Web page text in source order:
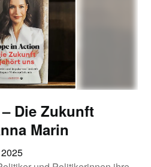
Die Zukunft
Marin